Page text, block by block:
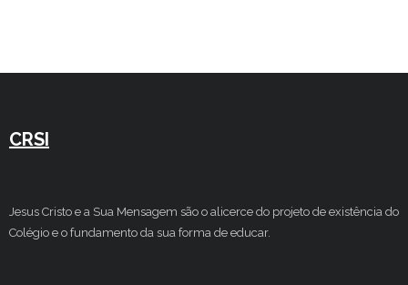
CRSI
Jesus Cristo e a Sua Mensagem são o alicerce do projeto de existência do
Colégio e o fundamento da sua forma de educar.